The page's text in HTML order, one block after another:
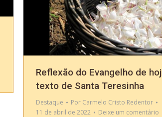
Reflexão do Evangelho de
texto de Santa Teresinha
Destaque Por Carmelo Cristo Redentor
11 de abril de 2022
Deixe um comentário